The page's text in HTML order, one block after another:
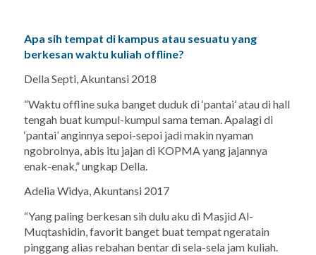
Apa sih tempat di kampus atau sesuatu yang
berkesan waktu kuliah offline?
Della Septi, Akuntansi 2018
“Waktuofflinesuka banget duduk di ‘pantai’ atau dihall
tengah buat kumpul-kumpul sama teman. Apalagi di
‘pantai’ anginnya sepoi-sepoi jadi makin nyaman
ngobrolnya,abis itu jajan di KOPMA yang jajannya
enak-enak,” ungkap Della.
Adelia Widya, Akuntansi 2017
“Yang paling berkesansihdulu aku di Masjid Al-
Muqtashidin, favorit banget buat tempatngeratain
pinggang alias rebahan bentar di sela-sela jam kuliah.